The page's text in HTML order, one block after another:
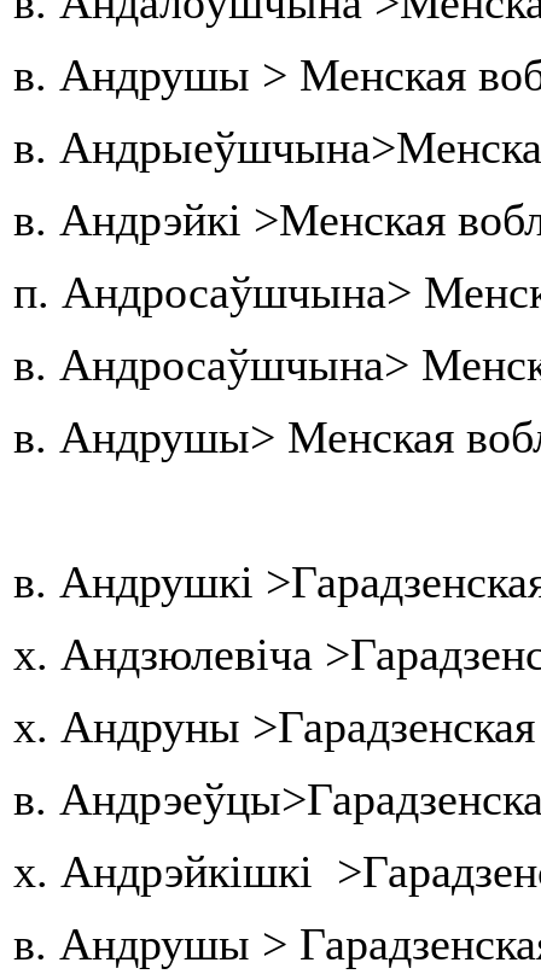
в. Андрушы > Менская
в.
в. Андрэйкі >Менская
п. Андросаўшчына>
в. Андросаўшчына>
в. Андрушы> Менская
в. Андрушкі
х. Андзюлевіча
х. Андруны
в.
х. Андрэйкішкі
в. Андрушы >